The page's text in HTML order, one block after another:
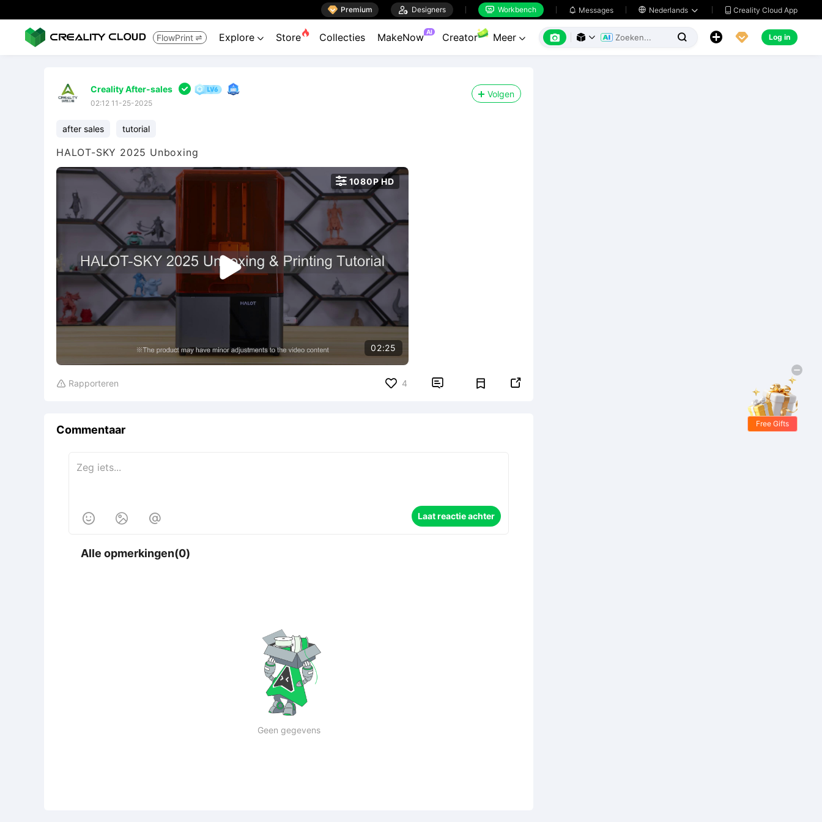
 Premium  Designers  Workbench  Messages  Nederlands   Creality Cloud App
FlowPrint  Explore  Store Collecties MakeNow AI Creator Meer        Log in
Creality After-sales 
02:12 11-25-2025
Volgen
after sales tutorial
HALOT-SKY 2025 Unboxing
02:25

1080P HD
 Rapporteren 4  
Commentaar
   Laat reactie achter
Alle opmerkingen(0)
Geen gegevens
Free Gifts